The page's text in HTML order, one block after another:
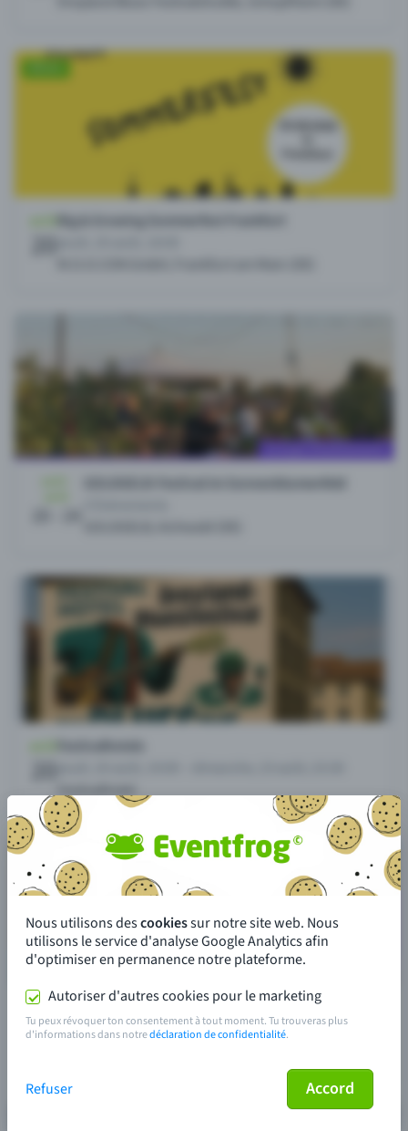
Nous utilisons descookiessur notre site web. Nous
utilisons le service d'analyse Google Analytics afin
d'optimiser en permanence notre plateforme.
Autoriser d'autres cookies pour le marketing
Tu peux révoquer ton consentement à tout moment. Tu trouveras plus
d'informations dans notredéclaration de confidentialité.
Refuser Accord